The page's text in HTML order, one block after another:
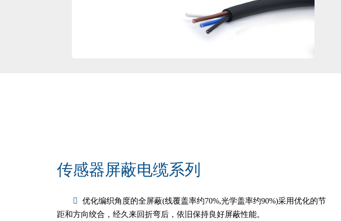
传感器屏蔽电缆系列
优化编织角度的全屏蔽(线覆盖率约70%,光学盖率约90%)采用优化的节
距和方向绞合，经久来回折弯后，依旧保持良好屏蔽性能。